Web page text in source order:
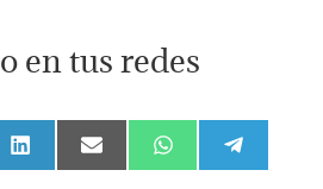
en tus redes
Compartir
en
Compartir
en
Compartir
en
en